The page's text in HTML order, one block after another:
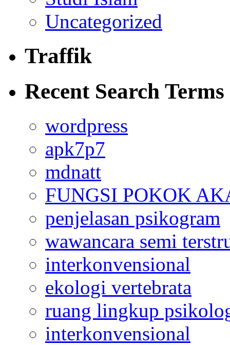
Uncategorized
Traffik
Recent Search Terms
wordpress
apk7p7
mdnatt
FUNGSI POKOK
penjelasan psikogram
wawancara semi
interkonvensional
ekologi vertebrata
ruang lingkup
interkonvensional